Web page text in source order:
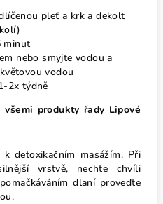
pleť a krk a dekolt
minut
nebo smyjte vodou a
vodou
2x týdně
produkty řady Lipové
detoxikačním masážím. Při
vrstvě, nechte chvíli
dlaní proveďte